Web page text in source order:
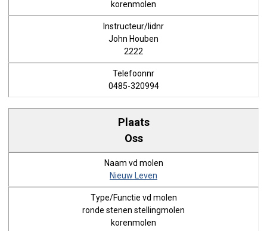
korenmolen
John Houben
2222
0485-320994
Oss
Nieuw Leven
ronde stenen stellingmolen
korenmolen